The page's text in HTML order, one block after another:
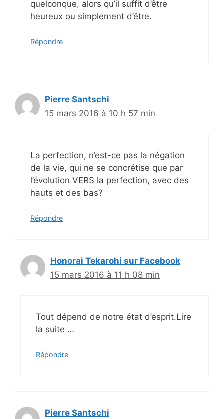
quelconque, alors qu’il suffit d’être
heureux ou simplement d’être.
Répondre
Pierre Santschi
15 mars 2016 à 10 h 57 min
La perfection, n’est-ce pas la négation
de la vie, qui ne se concrétise que par
l’évolution VERS la perfection, avec des
hauts et des bas?
Répondre
Honorai Tekarohi sur Facebook
15 mars 2016 à 11 h 08 min
Tout dépend de notre état d’esprit.Lire
la suite …
Répondre
Pierre Santschi